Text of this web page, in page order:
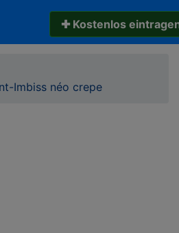
✚ Kostenlos
Imbiss néo crepe